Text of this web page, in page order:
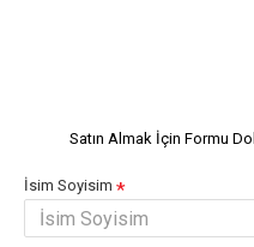
Satın Almak İçin Formu
İsim Soyisim